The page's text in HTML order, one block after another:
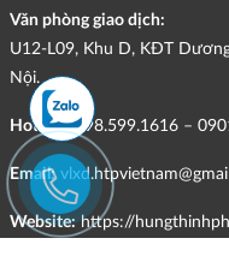
Văn phòng giao dịch:
U12-L09, Khu D, KĐT
Nội.
Hotline:098.599.1616 –
Email:
Website: https://